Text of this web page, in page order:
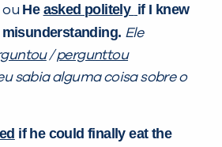
ou He asked politely if I knew
Ele
/pergunttou
sabia alguma coisa sobre o
if he could finally eat the